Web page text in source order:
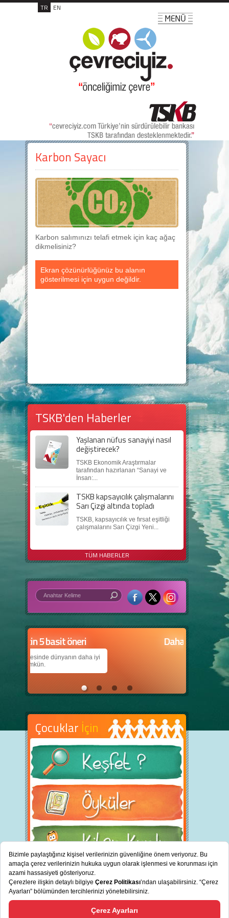
TR EN
Karbon Sayacı
Karbon salımınızı telafi etmek için kaç ağaç
dikmelisiniz?
Ekran çözünürlüğünüz bu alanın
gösterilmesi için uygun değildir.
TSKB'den Haberler
Yaşlanan nüfus sanayiyi nasıl
değiştirecek?
TSKB Ekonomik Araştırmalar
tarafından hazırlanan “Sanayi ve
İnsan:...
TSKB kapsayıcılık çalışmalarını
Sarı Çizgi altında topladı
TSKB, kapsayıcılık ve fırsat eşitliği
çalışmalarını Sarı Çizgi Yeni...
TÜM HABERLER
5 basit öneri
daha iyi
Daha iyi bir dünya için yapay zekâ
Çocuklarımıza daha güzel bir dünya bırakabilmek
Çocuklar İçin